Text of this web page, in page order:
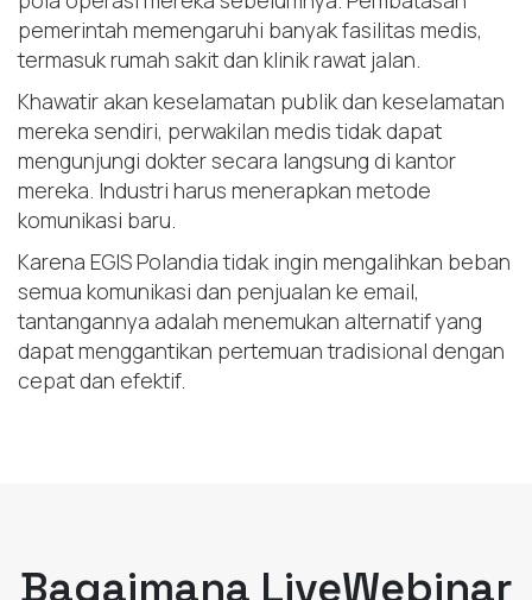
pemerintah memengaruhi banyak fasilitas medis,
termasuk rumah sakit dan klinik rawat jalan.
Khawatir akan keselamatan publik dan keselamatan
mereka sendiri, perwakilan medis tidak dapat
mengunjungi dokter secara langsung di kantor
mereka. Industri harus menerapkan metode
komunikasi baru.
Karena EGIS Polandia tidak ingin mengalihkan beban
semua komunikasi dan penjualan ke email,
tantangannya adalah menemukan alternatif yang
dapat menggantikan pertemuan tradisional dengan
cepat dan efektif.
Bagaimana LiveWebinar